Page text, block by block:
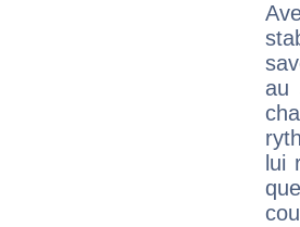
au
lui